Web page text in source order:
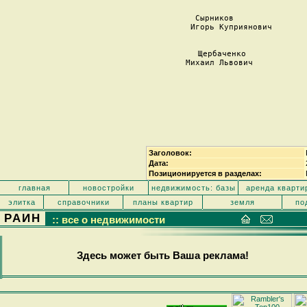
Сырников
Игорь Куприянович
Щербаченко
Михаил Львович
Заголовок:
Дата:
Позиционируется в разделах:
главная
новостройки недвижимость: базы
аренда
элитка
справочники планы квартир земля
РАИН :: все о недвижимости
Здесь может быть Ваша реклама!